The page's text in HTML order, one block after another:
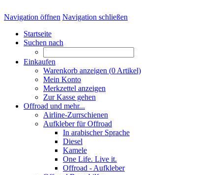
Navigation öffnen Navigation schließen
Startseite
Suchen nach
Einkaufen
Warenkorb anzeigen (0 Artikel)
Mein Konto
Merkzettel anzeigen
Zur Kasse gehen
Offroad und mehr...
Airline-Zurrschienen
Aufkleber für Offroad
In arabischer Sprache
Diesel
Kamele
One Life. Live it.
Offroad - Aufkleber